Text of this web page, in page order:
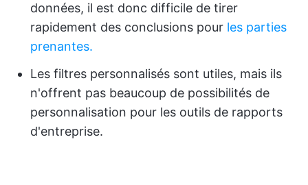
données, il est donc difficile de tirer
rapidement des conclusions pour les parties
prenantes.
Les filtres personnalisés sont utiles, mais ils
n'offrent pas beaucoup de possibilités de
personnalisation pour les outils de rapports
d'entreprise.